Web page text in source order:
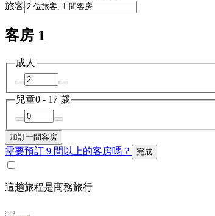
旅客
客房 1
成人
兒童0 - 17 歲
加訂一間客房
需要預訂 9 間以上的客房嗎？ 完成
這趟旅程是商務旅行